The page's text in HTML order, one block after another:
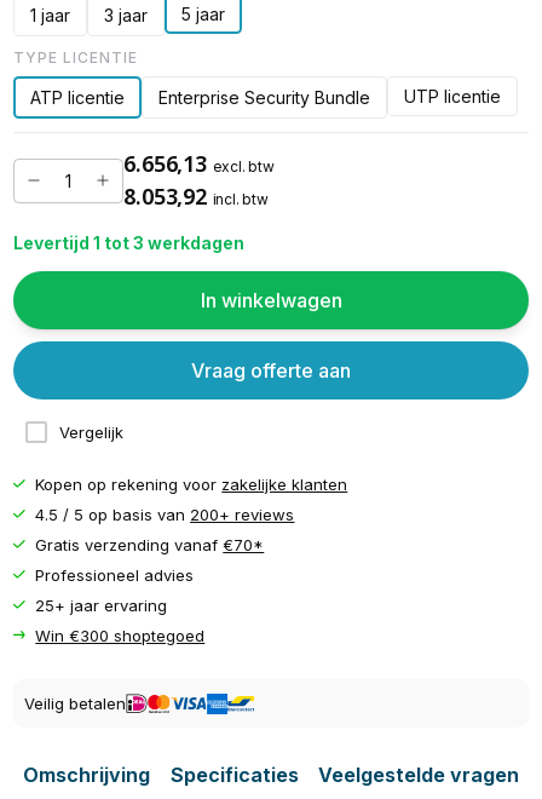
1 jaar 3 jaar 5 jaar
TYPE LICENTIE
ATP licentie Enterprise Security Bundle UTP licentie
6.656,13 excl. btw
8.053,92 incl. btw
Levertijd 1 tot 3 werkdagen
In winkelwagen
Vergelijk
Vraag offerte aan
Kopen op rekening voor zakelijke klanten
4.5 / 5 op basis van 200+ reviews
Gratis verzending vanaf€70*
Professioneel advies
25+ jaar ervaring
Win €300 shoptegoed
Veilig betalen
Omschrijving Specificaties Veelgestelde vragen